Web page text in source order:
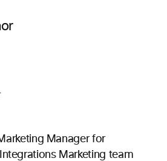
Manager for
Marketing team